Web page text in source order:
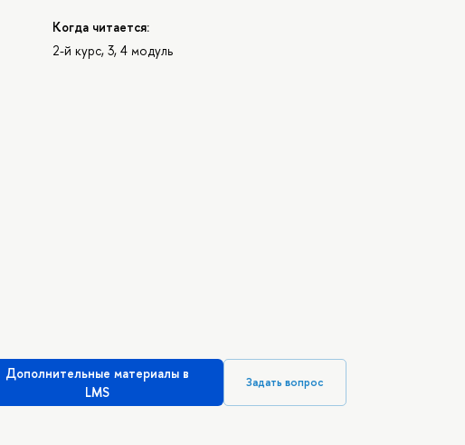
Когда читается:
2-й курс, 3, 4 модуль
Дополнительные материалы в
LMS
Задать вопрос